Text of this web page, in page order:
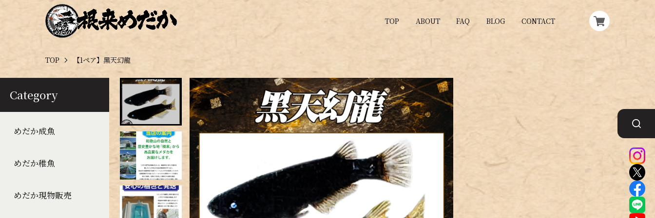
TOP ABOUT FAQ BLOG CONTACT
Category
めだか成魚
めだか稚魚
めだか現物販売
TOP 【1ペア】黑天幻龍